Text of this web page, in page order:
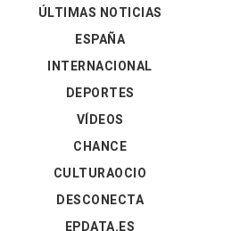
ÚLTIMAS NOTICIAS
ESPAÑA
INTERNACIONAL
DEPORTES
VÍDEOS
CHANCE
CULTURAOCIO
DESCONECTA